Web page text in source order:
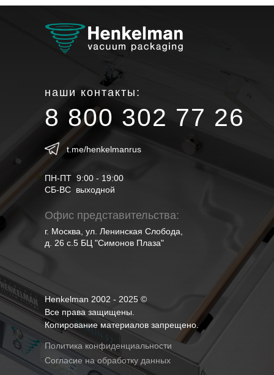
Henkelman 2002 - 2025 ©
Все права защищены.
Копирование материалов запрещено.
Согласие на обработку данных
Политика конфиденциальности
наши контакты:
8 800 302 77 26
Офис представительства:
г. Москва, ул. Ленинская Слобода,
д. 26 с.5 БЦ "Симонов Плаза"
ПН-ПТ 9:00 - 19:00
СБ-ВС выходной
t.me/henkelmanrus